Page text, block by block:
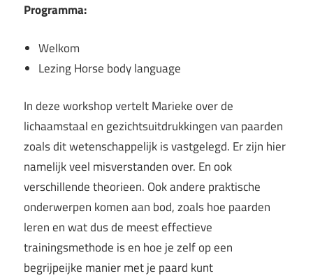
Programma:
Welkom
Lezing Horse body language
In deze workshop vertelt Marieke over de
lichaamstaal en gezichtsuitdrukkingen van paarden
zoals dit wetenschappelijk is vastgelegd. Er zijn hier
namelijk veel misverstanden over. En ook
verschillende theorieen. Ook andere praktische
onderwerpen komen aan bod, zoals hoe paarden
leren en wat dus de meest effectieve
trainingsmethode is en hoe je zelf op een
begrijpeijke manier met je paard kunt